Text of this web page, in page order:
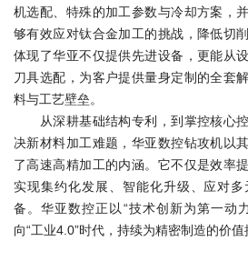
机选配、特殊的加工参数与冷却方案，
够有效应对钛合金加工的挑战，降低切
体现了华亚不仅提供先进设备，更能从
刀具选配，为客户提供量身定制的全套
料与工艺壁垒。
从深耕基础结构专利，到掌控核心控
决新材料加工难题，华亚数控钻攻机以
了高速高精加工的内涵。它不仅是效率
实现集约化发展、智能化升级、应对
备。华亚数控正以“技术创新为第一动
向“工业4.0”时代，持续为精密制造的价值